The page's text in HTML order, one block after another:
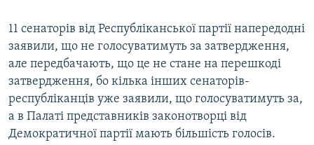
11 сенаторів від Республіканської партії напередодні
заявили, що не голосуватимуть за затвердження,
але передбачають, що це не стане на перешкоді
затвердження, бо кілька інших сенаторів-
республіканців уже заявили, що голосуватимуть за,
а в Палаті представників законотворці від
Демократичної партії мають більшість голосів.